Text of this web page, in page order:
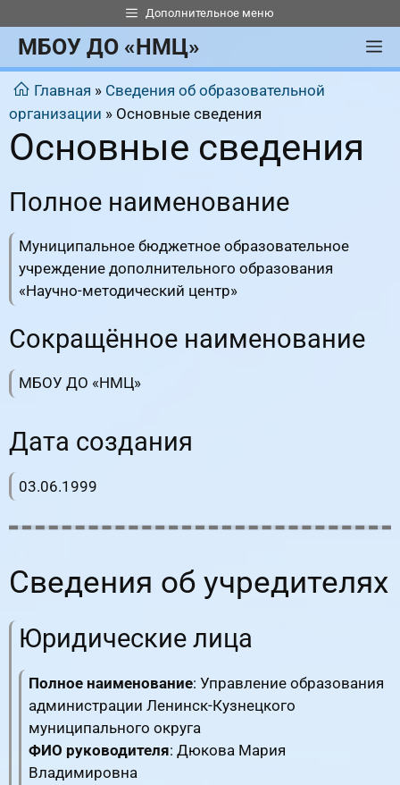
к
содержимому
Дополнительное меню
МБОУ ДО «НМЦ»
Главная » Сведения об образовательной
организации » Основные сведения
Основные сведения
Полное наименование
Муниципальное бюджетное образовательное
учреждение дополнительного образования
«Научно-методический центр»
Сокращённое наименование
МБОУ ДО «НМЦ»
Дата создания
03.06.1999
Сведения об учредителях
Юридические лица
Полное наименование: Управление образования
администрации Ленинск-Кузнецкого
муниципального округа
ФИО руководителя: Дюкова Мария
Владимировна